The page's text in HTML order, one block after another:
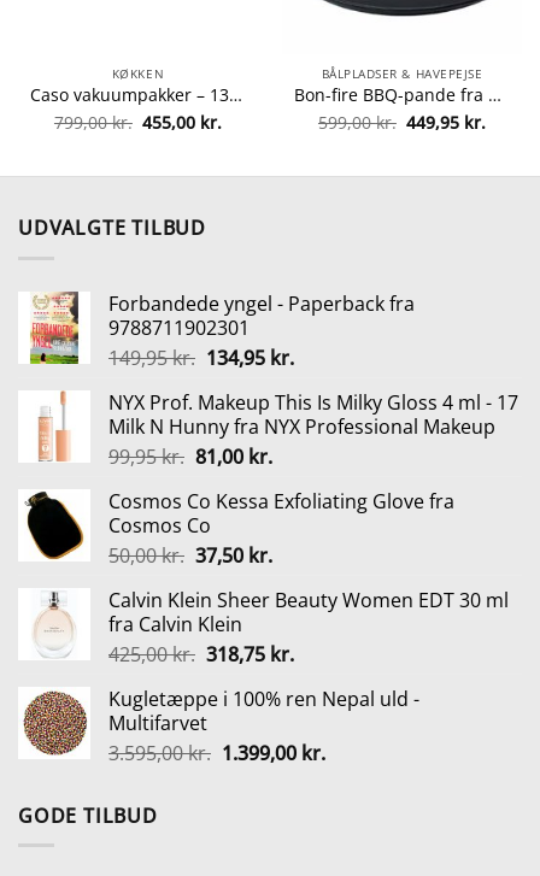
KØKKEN
Caso vakuumpakker – 1340 VC10 fra caso 4038437013405
799,00kr. Den
oprindelige
799,00 kr..
455,00 kr.
aktuelle
455,00 kr..
BÅLPLADSER & HAVEPEJSE
Bon-fire BBQ-pande fra Bon-fire 5708085100084
599,00kr. Den
oprindelige
599,00 kr..
449,95 kr.
kr..
UDVALGTE TILBUD
Forbandede yngel - Paperback fra
9788711902301
149,95kr. Den
pris
var:
149,95 kr..
134,95 kr.Den
pris
er:
NYX Prof. Makeup This Is Milky Gloss 4 ml - 17
Milk N Hunny fra NYX Professional Makeup
99,95kr. Den
pris
var:
99,95 kr..
81,00 kr.Den
pris
81,00 kr..
Cosmos Co Kessa Exfoliating Glove fra
Cosmos Co
50,00kr. Den
pris
var:
50,00 kr..
37,50 kr.Den
pris
37,50 kr..
Calvin Klein Sheer Beauty Women EDT 30 ml
fra Calvin Klein
425,00kr. Den
pris
var:
425,00 kr..
318,75 kr.Den
pris
318,75 kr..
Kugletæppe i 100% ren Nepal uld -
Multifarvet
3.595,00kr. Den
1.399,00 kr.Den
GODE TILBUD